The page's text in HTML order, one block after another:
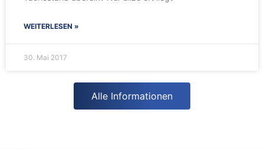
WEITERLESEN »
30. Mai 2017
Alle Informationen